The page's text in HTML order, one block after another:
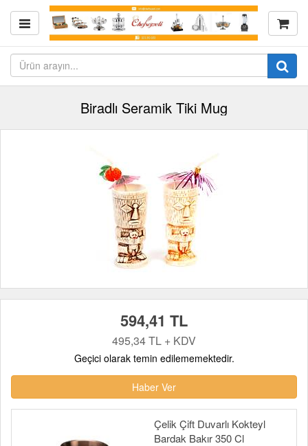
Biradlı Seramik Tiki Mug
594,41 TL
495,34 TL + KDV
Geçici olarak temin edilememektedir.
Haber Ver
Çelik Çift Duvarlı Kokteyl
Bardak Bakır 350 Cl